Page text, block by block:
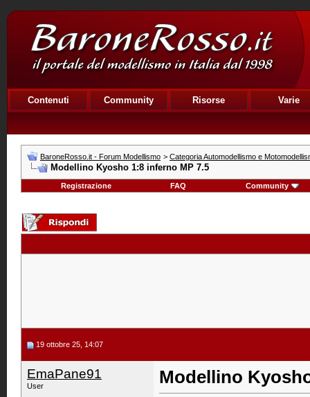
Contenuti Community Risorse Varie
BaroneRosso.it - Forum Modellismo > Categoria Automodellismo e
Modellino Kyosho 1:8 inferno MP 7.5
Registrazione FAQ Community
19 ottobre 25, 14:07
EmaPane91
User
Modellino